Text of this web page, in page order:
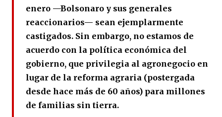
enero —Bolsonaro y sus generales
reaccionarios— sean ejemplarmente
castigados. Sin embargo, no estamos de
acuerdo con la política económica del
gobierno, que privilegia al agronegocio en
lugar de la reforma agraria (postergada
desde hace más de 60 años) para millones
de familias sin tierra.